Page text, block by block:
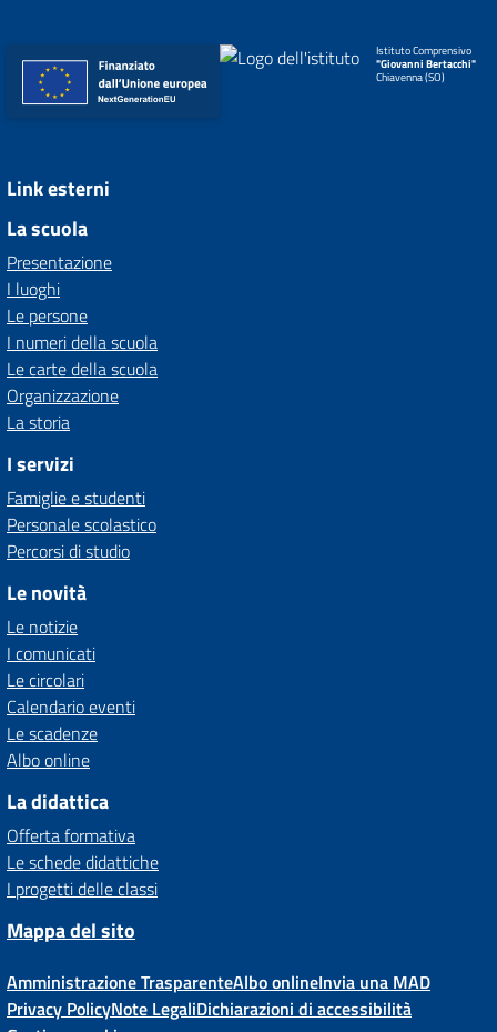
Istituto Comprensivo
"Giovanni Bertacchi"
Chiavenna (SO)
Link esterni
La scuola
Presentazione
I luoghi
Le persone
I numeri della scuola
Le carte della scuola
Organizzazione
La storia
I servizi
Famiglie e studenti
Personale scolastico
Percorsi di studio
Le novità
Le notizie
I comunicati
Le circolari
Calendario eventi
Le scadenze
Albo online
La didattica
Offerta formativa
Le schede didattiche
I progetti delle classi
Mappa del sito
Amministrazione TrasparenteAlbo onlineInvia una MAD
Privacy PolicyNote LegaliDichiarazioni di accessibilità